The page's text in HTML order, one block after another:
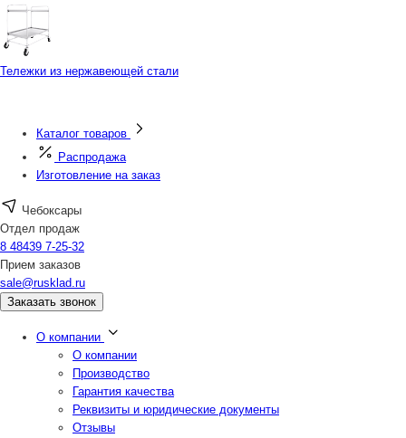
Тележки из нержавеющей стали
Каталог товаров
Распродажа
Изготовление на заказ
Чебоксары
Отдел продаж
8 48439 7-25-32
Прием заказов
sale@rusklad.ru
Заказать звонок
О компании
О компании
Производство
Гарантия качества
Реквизиты и юридические документы
Отзывы